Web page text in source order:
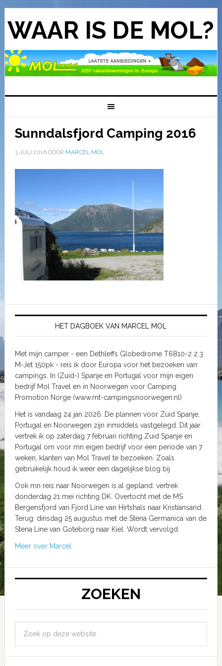
WAAR IS DE MOL?
Sunndalsfjord Camping 2016
3 JULI 2016DOOR MARCEL MOL
HET DAGBOEK VAN MARCEL MOL
Met mijn camper - een Dethleffs Globedrome T6810-2 2.3
M-Jet 150pk - reis ik door Europa voor het bezoeken van
campings. In (Zuid-) Spanje en Portugal voor mijn eigen
bedrijf Mol Travel en in Noorwegen voor Camping
Promotion Norge (www.mt-campingsnoorwegen.nl)
Het is vandaag 24 jan 2026. De plannen voor Zuid Spanje,
Portugal en Noorwegen zijn inmiddels vastgelegd. Dit jaar
vertrek ik op zaterdag 7 februari richting Zuid Spanje en
Portugal om voor mn eigen bedrijf voor een periode van 7
weken, klanten van Mol Travel te bezoeken. Zoals
gebruikelijk houd ik weer een dagelijkse blog bij.
Ook mn reis naar Noorwegen is al gepland: vertrek
donderdag 21 mei richting DK. Overtocht met de MS
Bergensfjord van Fjord Line van Hirtshals naar Kristiansand.
Terug: dinsdag 25 augustus met de Stena Germanica van de
Stena Line van Goteborg naar Kiel. Wordt vervolgd.
Meer over Marcel
ZOEKEN